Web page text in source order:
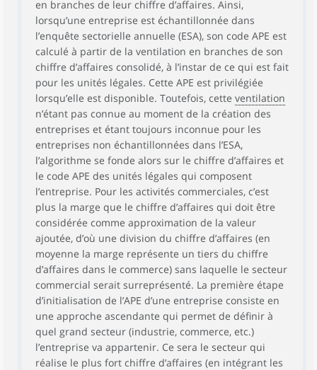
en branches de leur chiffre d’affaires. Ainsi,
lorsqu’une entreprise est échantillonnée dans
l’enquête sectorielle annuelle (ESA), son code APE est
calculé à partir de la ventilation en branches de son
chiffre d’affaires consolidé, à l’instar de ce qui est fait
pour les unités légales. Cette APE est privilégiée
lorsqu’elle est disponible. Toutefois, cette ventilation
n’étant pas connue au moment de la création des
entreprises et étant toujours inconnue pour les
entreprises non échantillonnées dans l’ESA,
l’algorithme se fonde alors sur le chiffre d’affaires et
le code APE des unités légales qui composent
l’entreprise. Pour les activités commerciales, c’est
plus la marge que le chiffre d’affaires qui doit être
considérée comme approximation de la valeur
ajoutée, d’où une division du chiffre d’affaires (en
moyenne la marge représente un tiers du chiffre
d’affaires dans le commerce) sans laquelle le secteur
commercial serait sur­représenté. La première étape
d’initialisation de l’APE d’une entreprise consiste en
une approche ascendante qui permet de définir à
quel grand secteur (industrie, commerce, etc.)
l’entreprise va appartenir. Ce sera le secteur qui
réalise le plus fort chiffre d’affaires (en intégrant les